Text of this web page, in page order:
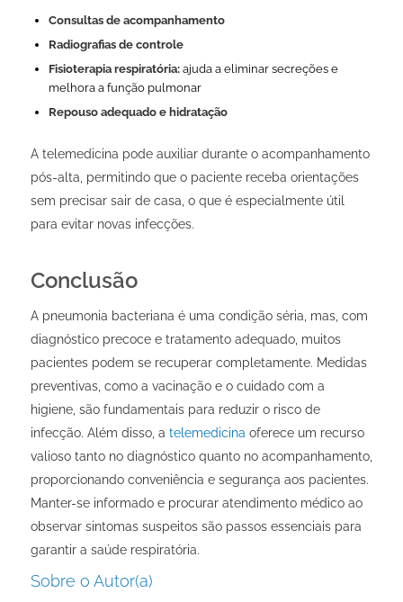
Consultas de acompanhamento
Radiografias de controle
Fisioterapia respiratória:ajuda a eliminar secreções e
melhora a função pulmonar
Repouso adequado e hidratação
A telemedicina pode auxiliar durante o acompanhamento
pós-alta, permitindo que o paciente receba orientações
sem precisar sair de casa, o que é especialmente útil
para evitar novas infecções.
Conclusão
A pneumonia bacteriana é uma condição séria, mas, com
diagnóstico precoce e tratamento adequado, muitos
pacientes podem se recuperar completamente. Medidas
preventivas, como a vacinação e o cuidado com a
higiene, são fundamentais para reduzir o risco de
infecção. Além disso, a telemedicina oferece um recurso
valioso tanto no diagnóstico quanto no acompanhamento,
proporcionando conveniência e segurança aos pacientes.
Manter-se informado e procurar atendimento médico ao
observar sintomas suspeitos são passos essenciais para
garantir a saúde respiratória.
Sobre o Autor(a)